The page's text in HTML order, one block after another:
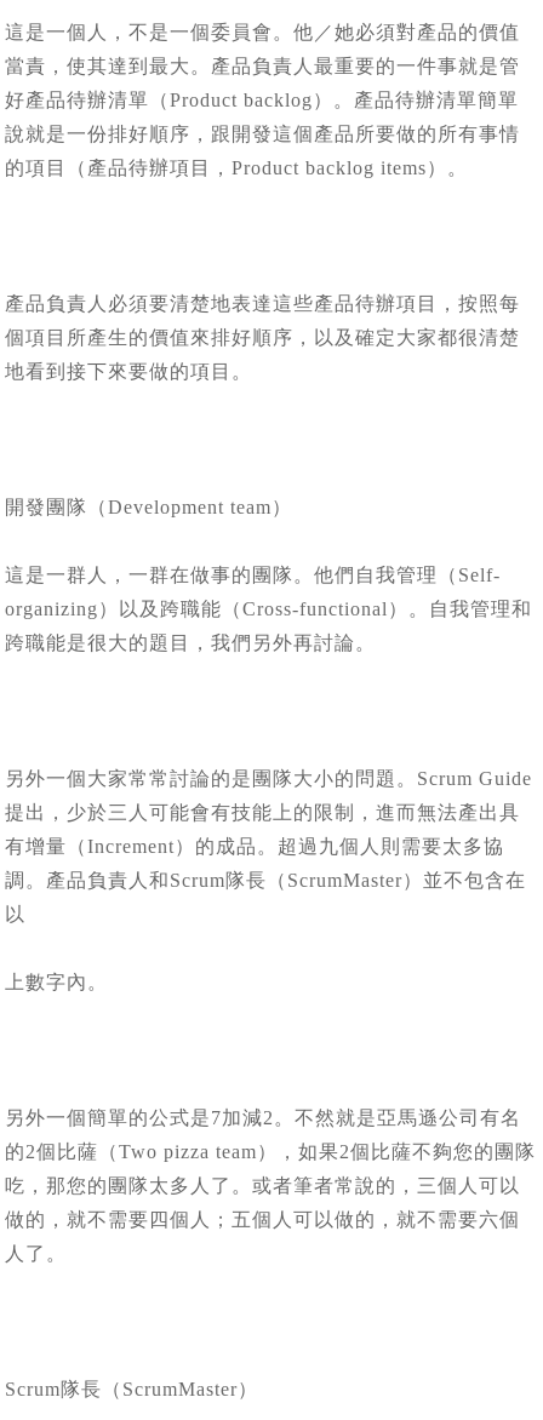
這是一個人，不是一個委員會。他／她必須對產品的價值
當責，使其達到最大。產品負責人最重要的一件事就是管
好產品待辦清單（Product backlog）。產品待辦清單簡單
說就是一份排好順序，跟開發這個產品所要做的所有事情
的項目（產品待辦項目，Product backlog items）。
產品負責人必須要清楚地表達這些產品待辦項目，按照每
個項目所產生的價值來排好順序，以及確定大家都很清楚
地看到接下來要做的項目。
開發團隊（Development team）
這是一群人，一群在做事的團隊。他們自我管理（Self-
organizing）以及跨職能（Cross-functional）。自我管理和
跨職能是很大的題目，我們另外再討論。
另外一個大家常常討論的是團隊大小的問題。Scrum Guide
提出，少於三人可能會有技能上的限制，進而無法產出具
有增量（Increment）的成品。超過九個人則需要太多協
調。產品負責人和Scrum隊長（ScrumMaster）並不包含在
以
上數字內。
另外一個簡單的公式是7加減2。不然就是亞馬遜公司有名
的2個比薩（Two pizza team），如果2個比薩不夠您的團隊
吃，那您的團隊太多人了。或者筆者常說的，三個人可以
做的，就不需要四個人；五個人可以做的，就不需要六個
人了。
Scrum隊長（ScrumMaster）